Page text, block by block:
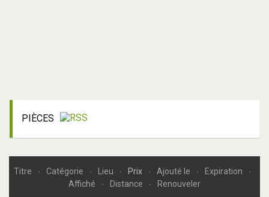
PIÈCES
Titre Catégorie Lieu Prix Ajouté le
Expiration
Affiché
Distance Renouveler